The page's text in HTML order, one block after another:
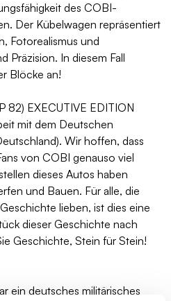
des COBI-
Der Kübelwagen repräsentiert
Fotorealismus und
Präzision. In diesem Fall
Blöcke an!
82) EXECUTIVE EDITION
mit dem Deutschen
Wir hoffen, dass
von COBI genauso viel
dieses Autos haben
und Bauen. Für alle, die
lieben, ist dies eine
dieser Geschichte nach
Geschichte, Stein für Stein!
ein deutsches militärisches